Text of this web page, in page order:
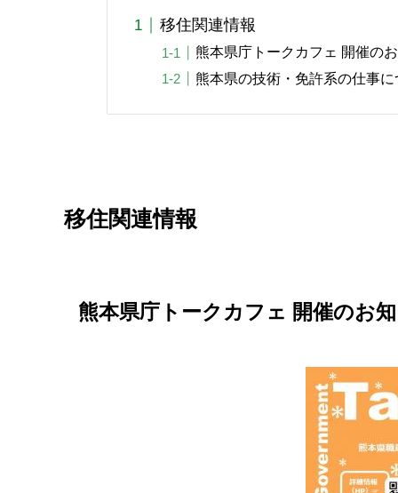
移住関連情報
熊本県庁トークカフェ 開催の
熊本県の技術・免許系の仕事
移住関連情報
熊本県庁トークカフェ 開催のお